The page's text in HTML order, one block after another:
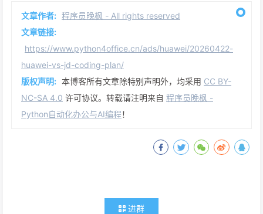
文章作者: 程序员晚枫 - All rights reserved
文章链接:
https://www.python4office.cn/ads/huawei/20260422-
huawei-vs-jd-coding-plan/
版权声明: 本博客所有文章除特别声明外，均采用 CC BY-
NC-SA 4.0 许可协议。转载请注明来自 程序员晚枫 -
Python自动化办公与AI编程！
进群